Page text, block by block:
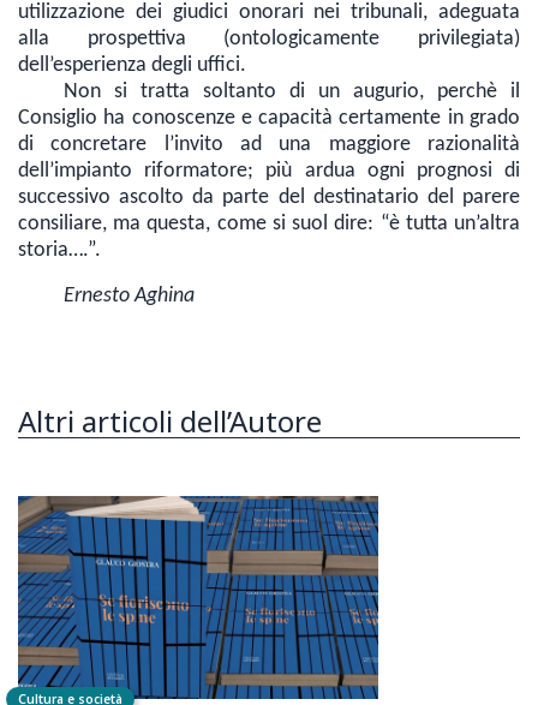
utilizzazione dei giudici onorari nei tribunali, adeguata
alla prospettiva (ontologicamente privilegiata)
dell’esperienza degli uffici.
Non si tratta soltanto di un augurio, perchè il
Consiglio ha conoscenze e capacità certamente in grado
di concretare l’invito ad una maggiore razionalità
dell’impianto riformatore; più ardua ogni prognosi di
successivo ascolto da parte del destinatario del parere
consiliare, ma questa, come si suol dire: “è tutta un’altra
storia….”.
Ernesto Aghina
Altri articoli dell’Autore
Cultura e società